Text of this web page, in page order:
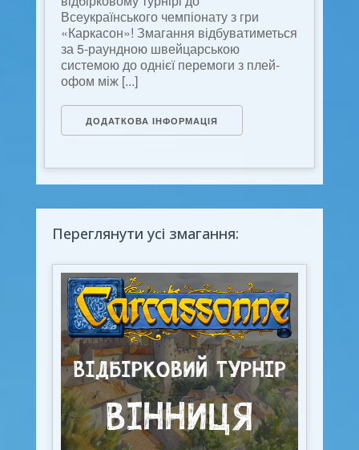
Всеукраїнського чемпіонату з гри
«Каркасон»! Змагання відбуватиметься
за 5-раундною швейцарською
системою до однієї перемоги з плей-
офом між [...]
ДОДАТКОВА ІНФОРМАЦІЯ
Переглянути усі змагання: